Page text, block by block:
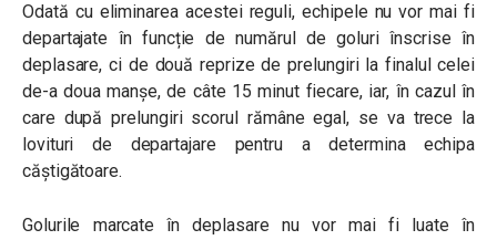
Odată cu eliminarea acestei reguli, echipele nu vor mai fi
departajate în funcție de numărul de goluri înscrise în
deplasare, ci de două reprize de prelungiri la finalul celei
de-a doua manșe, de câte 15 minut fiecare, iar, în cazul în
care după prelungiri scorul rămâne egal, se va trece la
lovituri de departajare pentru a determina echipa
căștigătoare.
Golurile marcate în deplasare nu vor mai fi luate în